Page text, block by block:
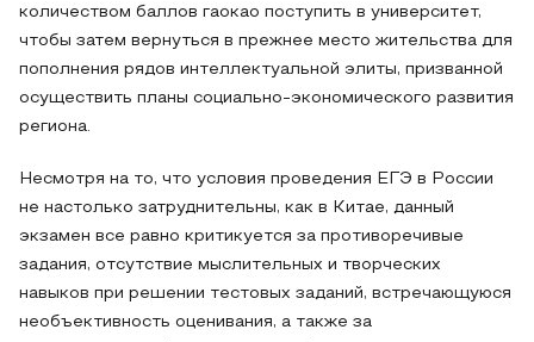
количеством баллов гаокао поступить в университет,
чтобы затем вернуться в прежнее место жительства для
пополнения рядов интеллектуальной элиты, призванной
осуществить планы социально-экономического развития
региона.
Несмотря на то, что условия проведения ЕГЭ в России
не настолько затруднительны, как в Китае, данный
экзамен все равно критикуется за противоречивые
задания, отсутствие мыслительных и творческих
навыков при решении тестовых заданий, встречающуюся
необъективность оценивания, а также за